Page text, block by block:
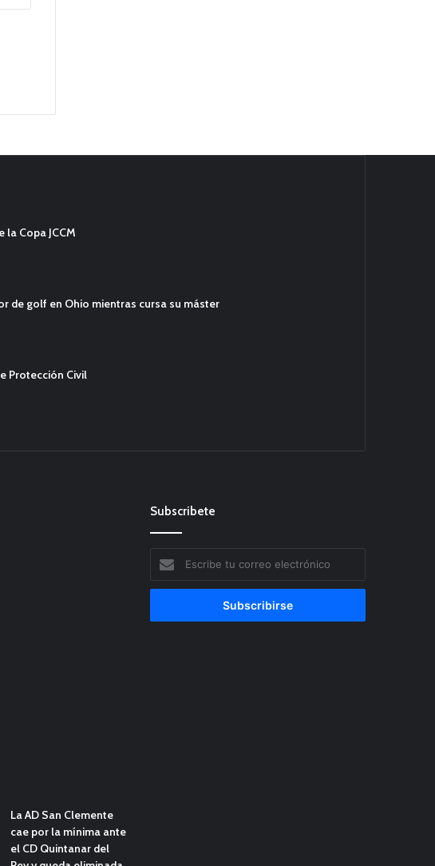
Copa JCCM
de golf en Ohio mientras cursa su máster
Protección Civil
La AD San Clemente
cae por la mínima ante
el CD Quintanar del
Subscribete
Escribe
tu
correo